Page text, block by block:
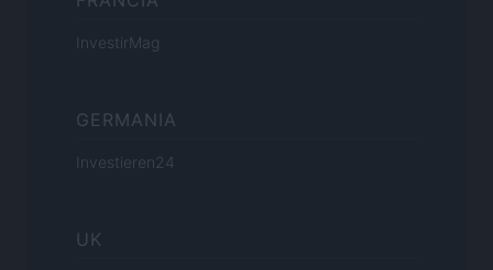
InvestirMag
GERMANIA
Investieren24
UK